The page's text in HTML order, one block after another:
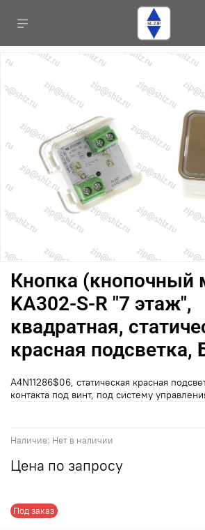
Наличие: Нет в наличии
Под заказ
Кнопка (кнопочный
KA302-S-R "7 этаж",
квадратная,
красная подсветка,
Цена по запросу
A4N11286$06, статическая красная
контакта под винт, под систему